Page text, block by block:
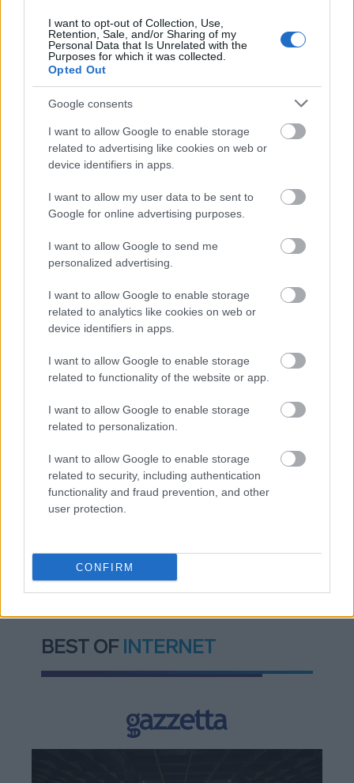
I want to opt-out of Collection, Use,
Retention, Sale, and/or Sharing of my
Personal Data that Is Unrelated with the
Purposes for which it was collected.
Opted Out
Google consents
I want to allow Google to enable storage
related to advertising like cookies on web or
device identifiers in apps.
I want to allow my user data to be sent to
Google for online advertising purposes.
I want to allow Google to send me
personalized advertising.
I want to allow Google to enable storage
related to analytics like cookies on web or
device identifiers in apps.
I want to allow Google to enable storage
related to functionality of the website or app.
I want to allow Google to enable storage
related to personalization.
I want to allow Google to enable storage
related to security, including authentication
functionality and fraud prevention, and other
user protection.
CONFIRM
Η γαλάζια «θετική ατζέντα» στο δρόμο για το
2027 - Το παράπονο της Καρυστιανού - Στον
Πυρόπληκτοι: Τι σημαίνουν τα «πράσινα»,
«κίτρινα» και «κόκκινα» σπίτια για τις
αποζημιώσεις
Ποια είναι η (κυβερνητική) λίστα με τα μεγάλα
χρονοδιαγράμματα
Bain & Company
BEST OF INTERNET